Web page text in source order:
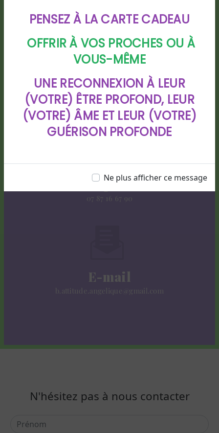
PENSEZ À LA CARTE CADEAU
OFFRIR À VOS PROCHES OU À
VOUS-MÊME
UNE RECONNEXION À LEUR
(VOTRE) ÊTRE PROFOND, LEUR
(VOTRE) ÂME ET LEUR (VOTRE)
GUÉRISON PROFONDE
Ne plus afficher ce message
Adresse
88 chemin de Bigarre lotissement
CHIOULEBEN, 40280 HAUT MAUCO
Téléphone
07 87 16 67 90
E-mail
b.attitude.angelique@gmail.com
N'hésitez pas à nous contacter